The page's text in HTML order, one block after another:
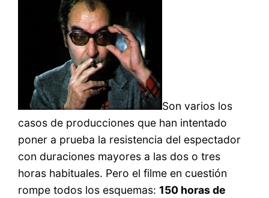
Son varios los
casos de producciones que han intentado
poner a prueba la resistencia del espectador
con duraciones mayores a las dos o tres
horas habituales. Pero el filme en cuestión
rompe todos los esquemas:150 horas de